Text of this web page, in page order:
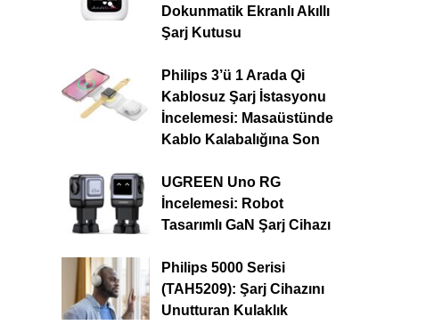
Dokunmatik Ekranlı Akıllı
Şarj Kutusu
Philips 3’ü 1 Arada Qi
Kablosuz Şarj İstasyonu
İncelemesi: Masaüstünde
Kablo Kalabalığına Son
UGREEN Uno RG
İncelemesi: Robot
Tasarımlı GaN Şarj Cihazı
Philips 5000 Serisi
(TAH5209): Şarj Cihazını
Unutturan Kulaklık